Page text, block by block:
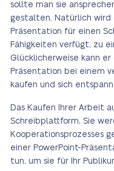
sollte man sie
gestalten. Natürlich wird
Präsentation für einen
Fähigkeiten verfügt, zu
Glücklicherweise kann er
Präsentation bei einem
kaufen und sich
Das Kaufen Ihrer Arbeit
Schreibplattform, Sie
Kooperationsprozesses
einer PowerPoint-
tun, um sie für Ihr